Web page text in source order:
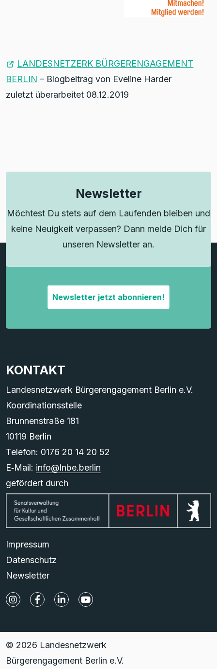
LANDESNETZERK BÜRGERENGAGEMENT
BERLIN – Blogbeitrag von Eveline Harder
zuletzt überarbeitet 08.12.2019
Newsletter
Möchtest Du stets auf dem Laufenden bleiben und
keine Neuigkeit verpassen? Dann melde Dich für
unseren Newsletter an.
Newsletter jetzt abonnieren!
KONTAKT
Landesnetzwerk Bürgerengagement Berlin e.V.
Koordinationsstelle
Brunnenstraße 181
10119 Berlin
Telefon: 0176 20 14 20 52
E‑Mail: info@lnbe.berlin
gefördert durch
Impressum
Newsletter
Datenschutz
© 2026 Landesnetzwerk
Bürgerengagement Berlin e.V.